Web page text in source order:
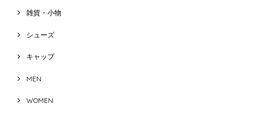
雑貨・小物
シューズ
キャップ
MEN
WOMEN